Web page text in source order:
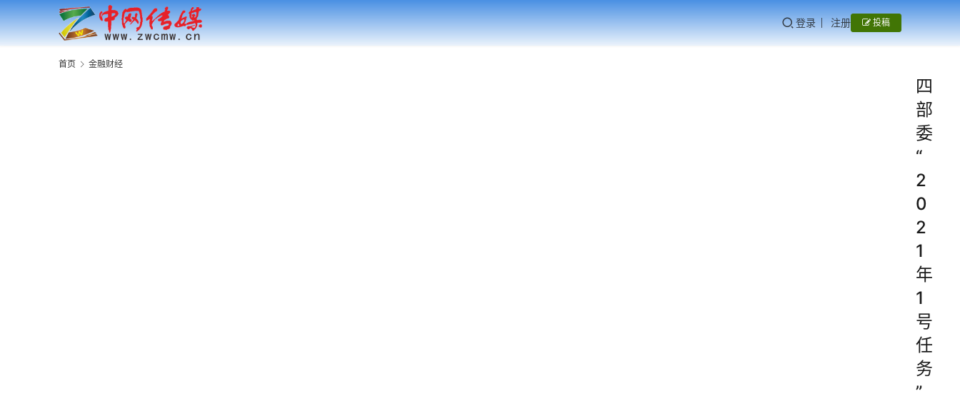
登录 注册 投稿
首页 金融财经
四
部
委
“
2
0
2
1
年
1
号
任
务
”